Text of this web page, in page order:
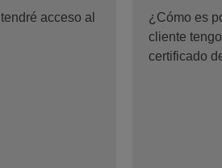
acceso al
¿Cómo es
cliente
certificado